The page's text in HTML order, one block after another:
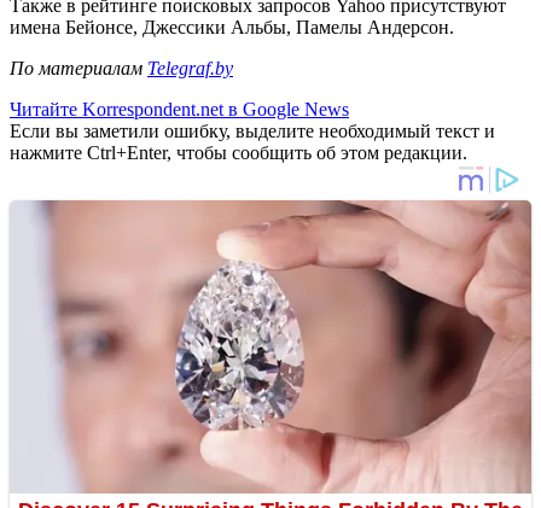
Также в рейтинге поисковых запросов Yahoo присутствуют
имена Бейонсе, Джессики Альбы, Памелы Андерсон.
По материалам Telegraf.by
Читайте Korrespondent.net в Google News
Если вы заметили ошибку, выделите необходимый текст и
нажмите Ctrl+Enter, чтобы сообщить об этом редакции.